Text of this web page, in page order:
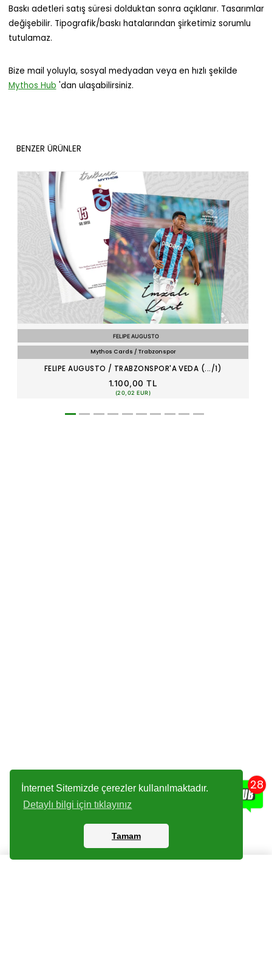
İnternet Sitemizde çerezler kullanılmaktadır.
Detaylı bilgi için tıklayınız
Tamam
Baskı adetleri satış süresi dolduktan sonra açıklanır. Tasarımlar
değişebilir. Tipografik/baskı hatalarından şirketimiz sorumlu
tutulamaz.
Bize mail yoluyla, sosyal medyadan veya en hızlı şekilde
Mythos Hub 'dan ulaşabilirsiniz.
BENZER ÜRÜNLER
FELIPE AUGUSTO
Mythos Cards / Trabzonspor
FELIPE AUGUSTO / TRABZONSPOR'A VEDA (.../1)
1.100,00 TL
(20,02 EUR)
28